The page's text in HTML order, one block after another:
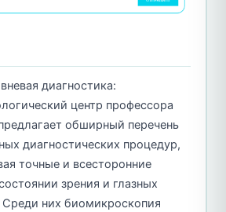
диагностика:
центр профессора
обширный перечень
диагностических процедур,
точные и всесторонние
зрения и глазных
Среди них биомикроскопия